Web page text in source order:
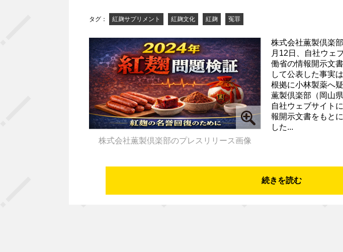
タグ： 紅麹サプリメント 紅麹文化 紅麹 冤罪
株式会社薫製倶楽部のプレスリリース画像
株式会社薫製倶楽
月12日、自社ウェ
働省の情報開示文
して公表した事実
根拠に小林製薬へ
薫製倶楽部（岡山
自社ウェブサイト
報開示文書をもと
した...
続きを読む